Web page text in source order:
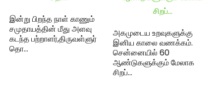
இன்று பிறந்த நாள் காணும்
சமுதாயத்தின் மீது அளவு
கடந்த பற்றாளர்,திருவள்ளுர்
தொ…
அகமுடைய உறவுகளுக்கு
இனிய காலை வணக்கம்.
சென்னையில் 60
ஆண்டுகளுக்கும் மேலாக
சிறப்…